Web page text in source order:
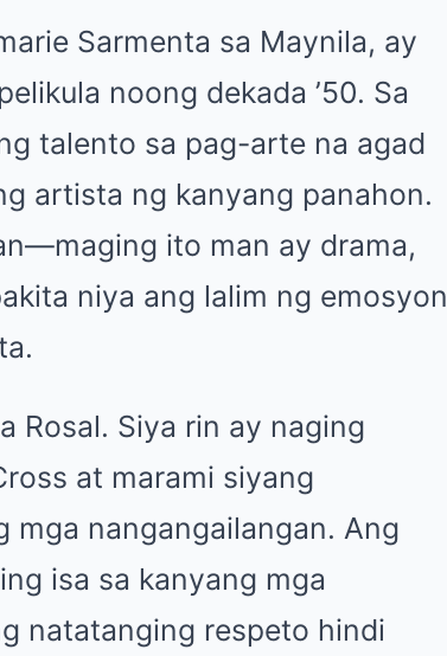
Sarmenta sa Maynila, ay
noong dekada ’50. Sa
talento sa pag-arte na agad
artista ng kanyang panahon.
ito man ay drama,
niya ang lalim ng emosyon
Rosal. Siya rin ay naging
at marami siyang
mga nangangailangan. Ang
isa sa kanyang mga
natatanging respeto hindi